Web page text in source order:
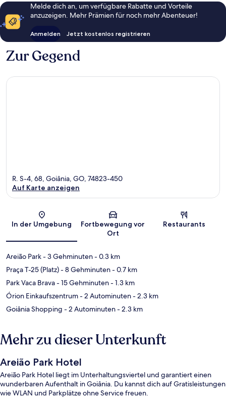
Melde dich an, um verfügbare Rabatte und Vorteile
anzuzeigen. Mehr Prämien für noch mehr Abenteuer!
Anmelden Jetzt kostenlos registrieren
Zur Gegend
Karte
R. S-4, 68, Goiânia, GO, 74823-450
Auf Karte anzeigen
In der Umgebung
Fortbewegung vor
Ort
Restaurants
Areião Park- 3 Gehminuten- 0.3 km
Praça T-25 (Platz)- 8 Gehminuten- 0.7 km
Park Vaca Brava- 15 Gehminuten- 1.3 km
Órion Einkaufszentrum- 2 Autominuten- 2.3 km
Goiânia Shopping - 2 Autominuten- 2.3 km
Mehr zu dieser Unterkunft
Areião Park Hotel
Areião Park Hotel liegt im Unterhaltungsviertel und garantiert einen
wunderbaren Aufenthalt in Goiânia. Du kannst dich auf Gratisleistungen
wie WLAN und Parkplätze ohne Service freuen.